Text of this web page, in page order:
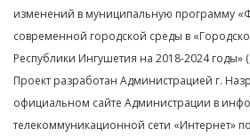
изменений в муниципальную программу
современной городской среды в
Республики Ингушетия на 2018-2024 годы»
Проект разработан Администрацией г.
официальном сайте Администрации в
телекоммуникационной сети «Интернет»